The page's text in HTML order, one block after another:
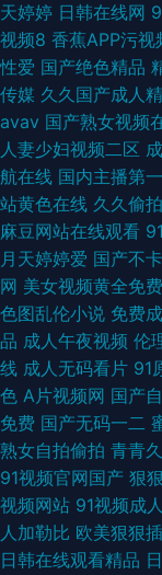
线视频观看 成人色导
91免费在线视频观看
人精品女人 www情色
片 欧
天婷婷 日韩在线网
视频8 香蕉APP污视
性爱 国产绝色精品
传媒 久久国产成人
avav 国产熟女视频
人妻少妇视频二区
航在线 国内主播第
站黄色在线 久久偷
麻豆网站在线观看
月天婷婷爱 国产不
网 美女视频黄全免费
色图乱伦小说 免费
品 成人午夜视频 伦
线 成人无码看片 91
色 A片视频网 国产
免费 国产无码一二
熟女自拍偷拍 青青
91视频官网国产 狠
视频网站 91视频成
人加勒比 欧美狠狠插
日韩在线观看精品